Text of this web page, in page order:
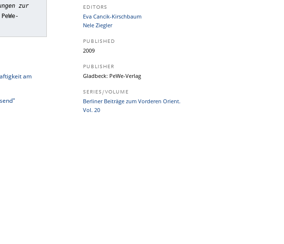
zur
am
EDITORS
Eva Cancik-Kirschbaum
Nele Ziegler
PUBLISHED
2009
PUBLISHER
Gladbeck: PeWe-Verlag
SERIES/VOLUME
Berliner Beiträge zum Vorderen Orient.
Vol. 20